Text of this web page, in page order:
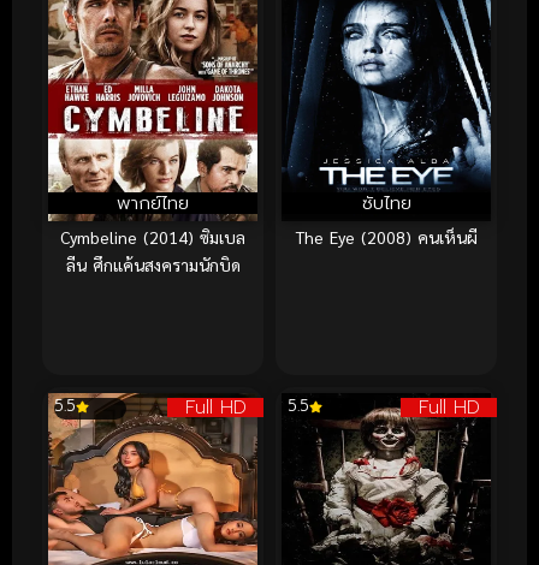
พากย์ไทย
Cymbeline (2014) ซิมเบล
ลีน ศึกแค้นสงครามนักบิด
ซับไทย
The Eye (2008) คนเห็นผี
Full HD
5.5 Full HD
5.5